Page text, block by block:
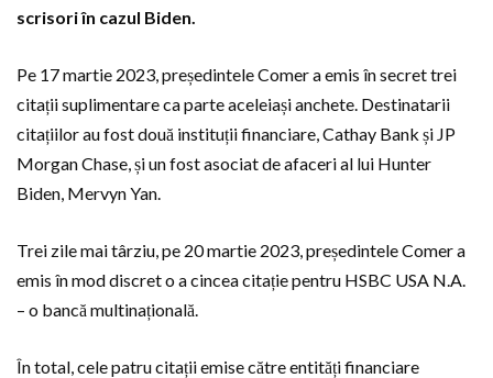
scrisori în cazul Biden.
Pe 17 martie 2023, președintele Comer a emis în secret trei
citații suplimentare ca parte aceleiași anchete. Destinatarii
citațiilor au fost două instituții financiare, Cathay Bank și JP
Morgan Chase, și un fost asociat de afaceri al lui Hunter
Biden, Mervyn Yan.
Trei zile mai târziu, pe 20 martie 2023, președintele Comer a
emis în mod discret o a cincea citație pentru HSBC USA N.A.
– o bancă multinațională.
În total, cele patru citații emise către entități financiare